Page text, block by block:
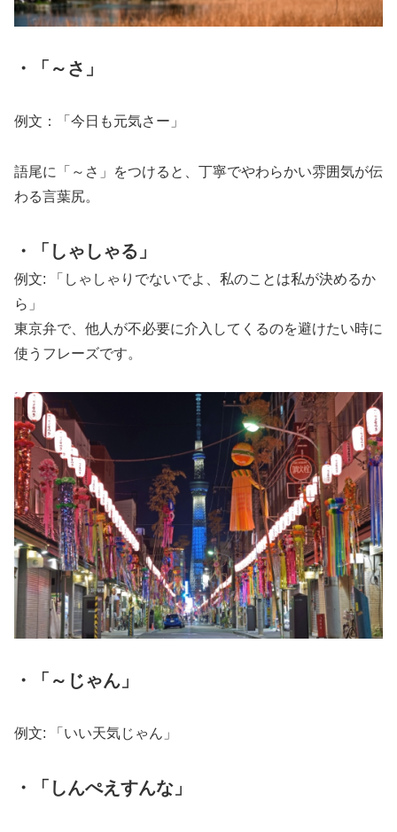
・「～さ」
例文：「今日も元気さー」
語尾に「～さ」をつけると、丁寧でやわらかい雰囲気が伝
わる言葉尻。
・「しゃしゃる」
例文: 「しゃしゃりでないでよ、私のことは私が決めるか
ら」
東京弁で、他人が不必要に介入してくるのを避けたい時に
使うフレーズです。
・「～じゃん」
例文: 「いい天気じゃん」
・「しんぺえすんな」